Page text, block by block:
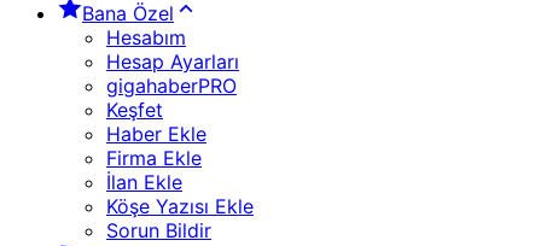
Bana Özel
Hesabım
Hesap Ayarları
gigahaberPRO
Keşfet
Haber Ekle
Firma Ekle
İlan Ekle
Köşe Yazısı Ekle
Sorun Bildir